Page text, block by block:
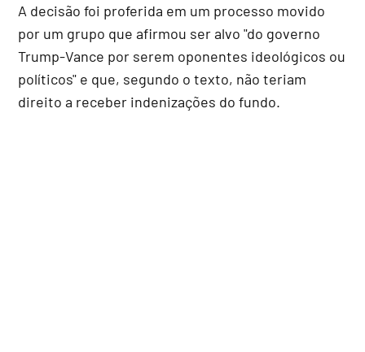
A decisão foi proferida em um processo movido
por um grupo que afirmou ser alvo "do governo
Trump-Vance por serem oponentes ideológicos ou
políticos" e que, segundo o texto, não teriam
direito a receber indenizações do fundo.